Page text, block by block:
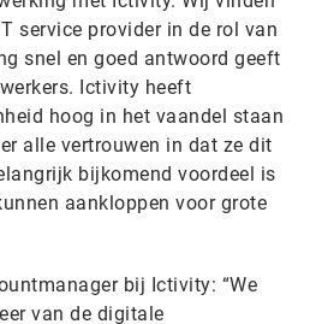
service provider in de rol van
snel en goed antwoord geeft
Ictivity heeft
hoog in het vaandel staan
alle vertrouwen in dat ze dit
bijkomend voordeel is
aankloppen voor grote
bij Ictivity: “We
van de digitale